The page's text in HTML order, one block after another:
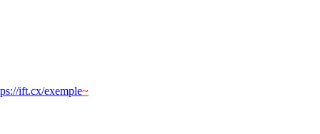
ift.cx/exemple~